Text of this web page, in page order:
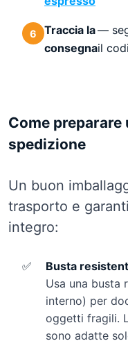
Traccia la
consegna
—
il
Come preparare
spedizione
Un buon
trasporto e
integro:
✅
Busta
Usa una busta
interno) per
oggetti fragili.
sono adatte